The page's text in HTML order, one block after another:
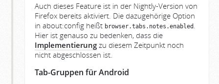
Auch dieses Feature ist in der Nightly-Version von
Firefox bereits aktiviert. Die dazugehörige Option
in about:config heißt browser.tabs.notes.enabled
Hier ist genauso zu bedenken, dass die
Implementierung zu diesem Zeitpunkt noch
nicht abgeschlossen ist.
Tab-Gruppen für Android